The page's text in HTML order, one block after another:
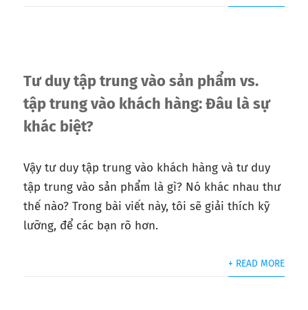
Tư duy tập trung vào sản phẩm vs.
tập trung vào khách hàng: Đâu là sự
khác biệt?
Vậy tư duy tập trung vào khách hàng và tư duy
tập trung vào sản phẩm là gì? Nó khác nhau thư
thế nào? Trong bài viết này, tôi sẽ giải thích kỹ
lưỡng, để các bạn rõ hơn.
+ READ MORE